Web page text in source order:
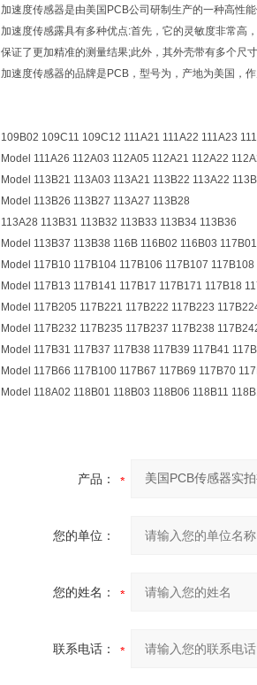
加速度传感器是由美国PCB公司研制生产的一种高性
加速度传感露具有多种优点:首先，它的灵敏度非常高
保证了更加精准的测量结果;此外，其外壳带有多个尺
加速度传感器的品牌是PCB，型号为，产地为美国，
109B02 109C11 109C12 111A21 111A22 111A23
Model 111A26 112A03 112A05 112A21 112A22
Model 113B21 113A03 113A21 113B22 113A22
Model 113B26 113B27 113A27 113B28
113A28 113B31 113B32 113B33 113B34 113B36
Model 113B37 113B38 116B 116B02 116B03
Model 117B10 117B104 117B106 117B107
Model 117B13 117B141 117B17 117B171 117B18
Model 117B205 117B221 117B222 117B223
Model 117B232 117B235 117B237 117B238
Model 117B31 117B37 117B38 117B39 117B41
Model 117B66 117B100 117B67 117B69 117B70
Model 118A02 118B01 118B03 118B06 118B11
产品：
您的单位：
您的姓名：
联系电话：